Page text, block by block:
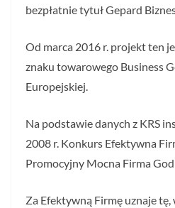
bezpłatnie tytuł Gepard
Od marca 2016 r. projekt ten
znaku towarowego Business
Europejskiej.
Na podstawie danych z KRS
2008 r. Konkurs Efektywna
Promocyjny Mocna Firma
Za Efektywną Firmę uznaje